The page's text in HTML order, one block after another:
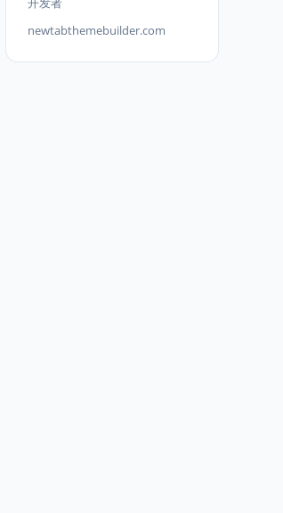
newtabthemebuilder.com